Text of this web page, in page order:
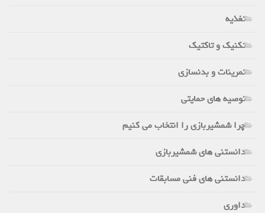
تغذیه
تکنیک و تاکتیک
تمرینات و بدنسازی
توصیه های حمایتی
چرا شمشیربازی را انتخاب می کنیم
دانستنی های شمشیربازی
دانستنی های فنی مسابقات
داوری